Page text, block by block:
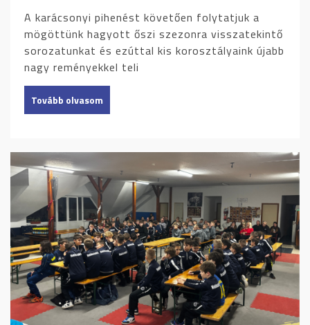
A karácsonyi pihenést követően folytatjuk a
mögöttünk hagyott őszi szezonra visszatekintő
sorozatunkat és ezúttal kis korosztályaink újabb
nagy reményekkel teli
Tovább olvasom